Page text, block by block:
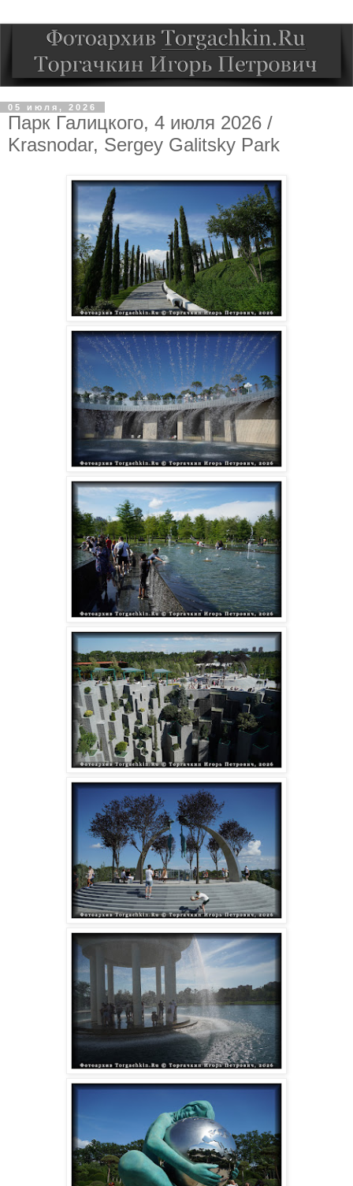
05 июля, 2026
Парк Галицкого, 4 июля 2026 /
Krasnodar, Sergey Galitsky Park